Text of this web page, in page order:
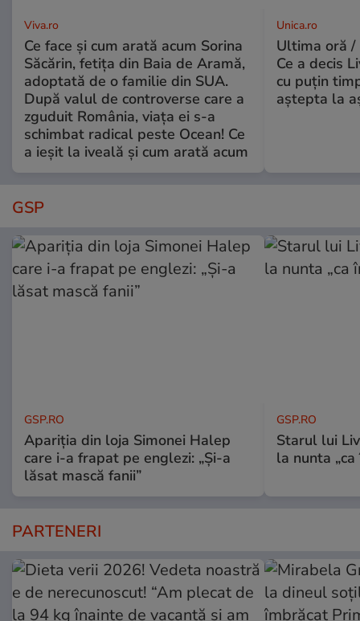
Viva.ro
Ce face și cum arată acum Sorina
Săcărin, fetița din Baia de Aramă,
adoptată de o familie din SUA.
După valul de controverse care a
zguduit România, viața ei s-a
schimbat radical peste Ocean! Ce
a ieșit la iveală și cum arată acum
Unica.ro
Ultima oră /
Ce a decis
cu puțin
aștepta la
GSP
GSP.RO
Apariția din loja Simonei Halep
care i-a frapat pe englezi: „Și-a
lăsat mască fanii”
GSP.RO
Starul lui
la nunta „ca
PARTENERI